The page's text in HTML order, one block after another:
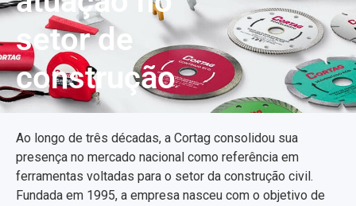
setor de
construção
Ao longo de três décadas, a Cortag consolidou sua
presença no mercado nacional como referência em
ferramentas voltadas para o setor da construção civil.
Fundada em 1995, a empresa nasceu com o objetivo de